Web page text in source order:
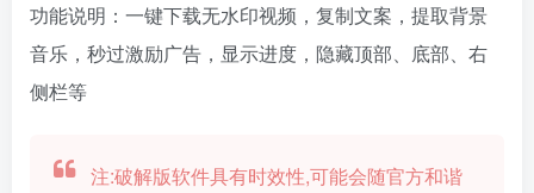
功能说明：一键下载无水印视频，复制文案，提取背景
音乐，秒过激励广告，显示进度，隐藏顶部、底部、右
侧栏等
注:破解版软件具有时效性,可能会随官方和谐